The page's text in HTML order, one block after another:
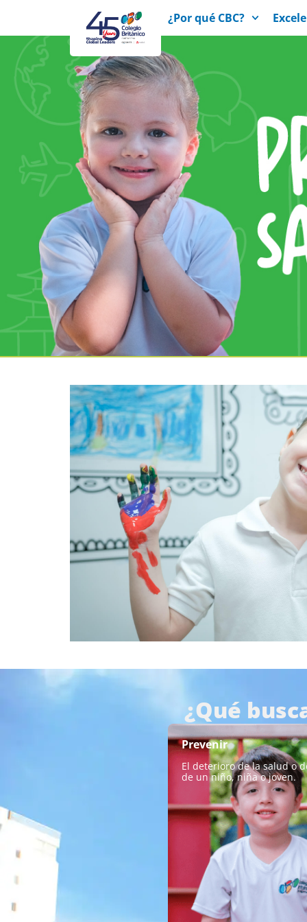
¿Por qué CBC?
¿Qué
Prevenir
El deterioro de la salud o
de un niño, niña o joven.